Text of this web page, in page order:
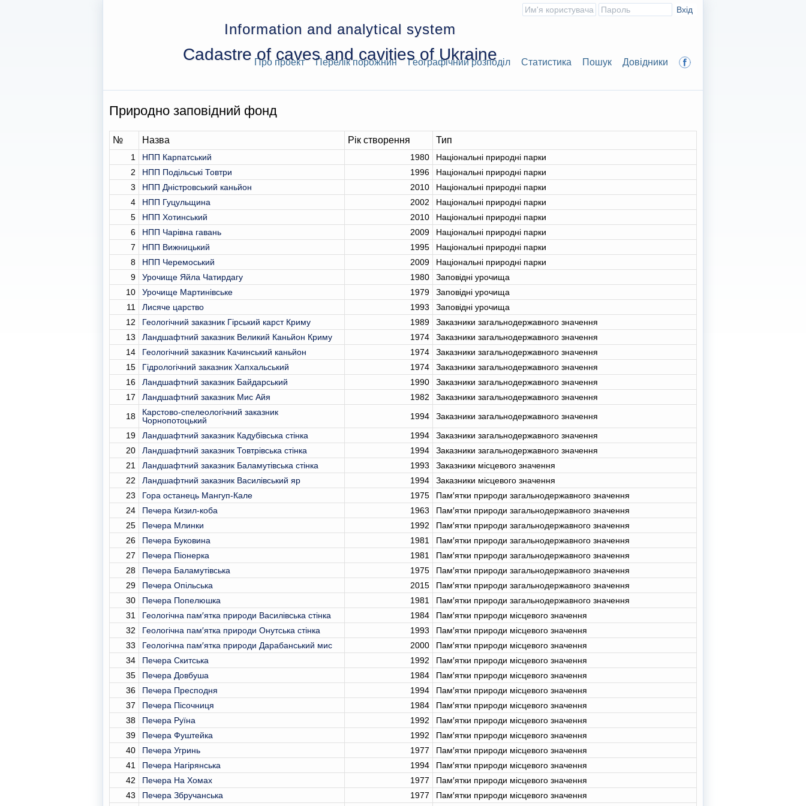
Information and analytical system
Cadastre of caves and cavities of Ukraine
Про проект Перелік порожнин Географічний розподіл Статистика Пошук Довідники
Природно заповідний фонд
№ Назва Рік створення Тип
1 НПП Карпатський 1980
Національні природні парки
2
НПП Подільські Товтри 1996
Національні природні парки
3
НПП Дністровський каньйон 2010
Національні природні парки
4
НПП Гуцульщина 2002
Національні природні парки
5
НПП Хотинський 2010
Національні природні парки
6
НПП Чарівна гавань 2009
Національні природні парки
7
НПП Вижницький 1995
Національні природні парки
8
НПП Черемоський 2009
Національні природні парки
9
Урочище Яйла Чатирдагу 1980
Заповідні урочища
10
Урочище Мартинівське 1979
Заповідні урочища
11
Лисяче царство 1993
Заповідні урочища
12
Геологічний заказник Гірський карст Криму 1989
Заказники загальнодержавного значення
13
Ландшафтний заказник Великий Каньйон Криму 1974
Заказники загальнодержавного значення
14
Геологічний заказник Качинський каньйон 1974
Заказники загальнодержавного значення
15
Гідрологічний заказник Хапхальський 1974
Заказники загальнодержавного значення
16
Ландшафтний заказник Байдарський 1990
Заказники загальнодержавного значення
17
Ландшафтний заказник Мис Айя 1982
Заказники загальнодержавного значення
18
Карстово-спелеологічний заказник
Чорнопотоцький
1994
Заказники загальнодержавного значення
19
Ландшафтний заказник Кадубівська стінка 1994
Заказники загальнодержавного значення
20
Ландшафтний заказник Товтрівська стінка 1994
Заказники загальнодержавного значення
21
Ландшафтний заказник Баламутівська стінка 1993
Заказники місцевого значення
22
Ландшафтний заказник Василівський яр 1994
Заказники місцевого значення
23
Гора останець Мангуп-Кале 1975
Пам′ятки природи загальнодержавного значення
24
Печера Кизил-коба 1963
Пам′ятки природи загальнодержавного значення
25
Печера Млинки 1992
Пам′ятки природи загальнодержавного значення
26
Печера Буковина 1981
Пам′ятки природи загальнодержавного значення
27
Печера Піонерка 1981
Пам′ятки природи загальнодержавного значення
28
Печера Баламутівська 1975
Пам′ятки природи загальнодержавного значення
29
Печера Опільська 2015
Пам′ятки природи загальнодержавного значення
30
Печера Попелюшка 1981
Пам′ятки природи загальнодержавного значення
31
Геологічна пам′ятка природи Василівська стінка 1984
Пам′ятки природи місцевого значення
32
Геологічна пам′ятка природи Онутська стінка 1993
Пам′ятки природи місцевого значення
33
Геологічна пам′ятка природи Дарабанський мис 2000
Пам′ятки природи місцевого значення
34
Печера Скитська 1992
Пам′ятки природи місцевого значення
35
Печера Довбуша 1984
Пам′ятки природи місцевого значення
36
Печера Пресподня 1994
Пам′ятки природи місцевого значення
37
Печера Пісочниця 1984
Пам′ятки природи місцевого значення
38
Печера Руїна 1992
Пам′ятки природи місцевого значення
39
Печера Фуштейка 1992
Пам′ятки природи місцевого значення
40
Печера Угринь 1977
Пам′ятки природи місцевого значення
41
Печера Нагірянська 1994
Пам′ятки природи місцевого значення
42
Печера На Хомах 1977
Пам′ятки природи місцевого значення
43
Печера Збручанська 1977
Пам′ятки природи місцевого значення